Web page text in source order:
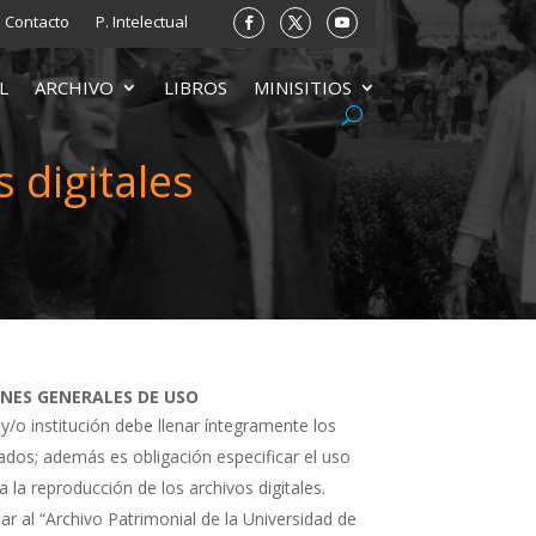
Contacto P. Intelectual
ARCHIVO LIBROS MINISITIOS
digitales
GENERALES DE USO
o institución debe llenar íntegramente los
además es obligación especificar el uso
la reproducción de los archivos digitales.
al “Archivo Patrimonial de la Universidad de